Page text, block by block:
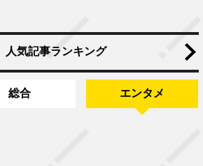
人気記事ランキング
総合 エンタメ